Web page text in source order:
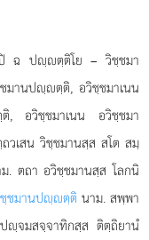
ฉ ปฺตฺติโย – วิชฺชมา
มานปฺตฺติ, อวิชฺชมาเนน
, อวิชฺชมาเนน อวิชฺชมา
เสน วิชฺชมานสฺส สโต สมฺ
. ตถา อวิชฺชมานสฺส โลกนิ
ชมานปฺตฺติ นาม. สพฺพา
ฺจมสจฺจาทิกสฺส ติตฺถิยานํ